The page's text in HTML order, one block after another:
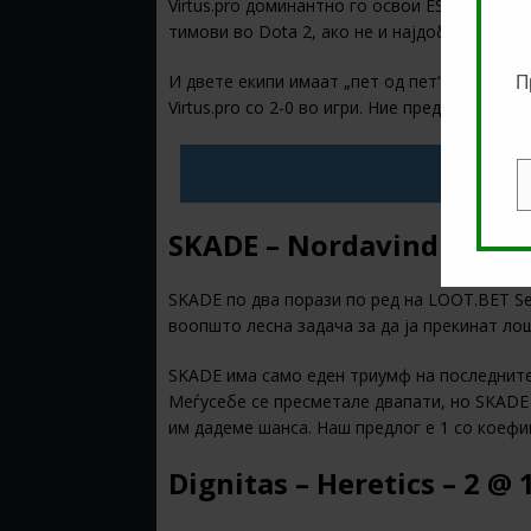
Virtus.pro доминантно го освои ESL One LA
тимови во Dota 2, ако не и најдобар, а за
И двете екипи имаат „пет од пет“, а
Virtus.pro со 2-0 во игри. Ние предлагаме 1
SKADE – Nordavind – 1
SKADE по два порази по ред на LOOT.BET
воопшто лесна задача за да ја прекинат
SKADE има само еден триумф на
Меѓусебе се пресметале двапати, но
им дадеме шанса. Наш предлог е 1 со
Dignitas – Heretics – 2 @